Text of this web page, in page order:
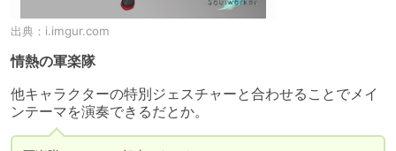
出典： i.imgur.com
情熱の軍楽隊
他キャラクターの特別ジェスチャーと合わせることでメイ
ンテーマを演奏できるだとか。